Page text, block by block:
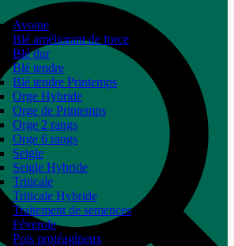
Avoine
Blé améliorant de force
Blé dur
Blé tendre
Blé tendre Printemps
Orge Hybride
Orge de Printemps
Orge 2 rangs
Orge 6 rangs
Seigle
Seigle Hybride
Triticale
Triticale Hybride
Traitement de semences
Féverole
Pois protéagineux